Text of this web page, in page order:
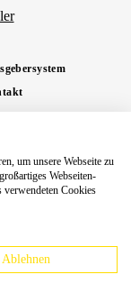
Tulln
webgate.ec.europa.eu/odr
um unsere Webseite zu
Webseiten-
Cookies
Ablehnen